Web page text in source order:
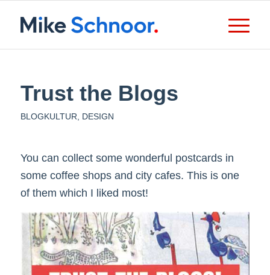
Trust the Blogs
BLOGKULTUR DESIGN
You can collect some wonderful postcards in
some coffee shops and city cafes. This is one
of them which I liked most!